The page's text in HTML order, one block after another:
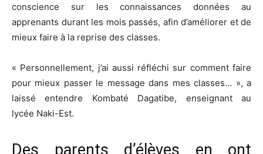
conscience sur les connaissances données au
apprenants durant les mois passés, afin d’améliorer et de
mieux faire à la reprise des classes.
« Personnellement, j’ai aussi réfléchi sur comment faire
pour mieux passer le message dans mes classes… », a
laissé entendre Kombaté Dagatibe, enseignant au
lycée Naki-Est.
Des parents d’élèves en ont